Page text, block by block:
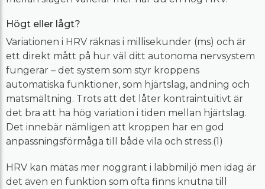
Högt eller lågt?
Variationen i HRV räknas i millisekunder (ms) och är
ett direkt mått på hur väl ditt autonoma nervsystem
fungerar – det system som styr kroppens
automatiska funktioner, som hjärtslag, andning och
matsmältning. Trots att det låter kontraintuitivt är
det bra att ha hög variation i tiden mellan hjärtslag.
Det innebär nämligen att kroppen har en god
anpassningsförmåga till både vila och stress.(1)
HRV kan mätas mer noggrant i labbmiljö men idag är
det även en funktion som ofta finns knutna till